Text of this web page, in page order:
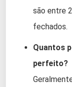
são entre
fechados.
Quantos
perfeito?